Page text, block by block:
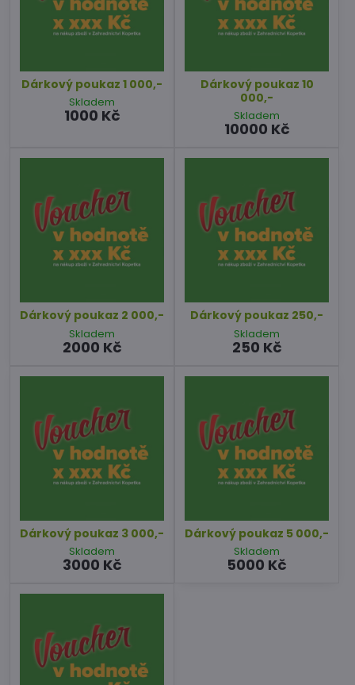
Dárkový poukaz 1 000,-
Skladem
1000 Kč
Dárkový poukaz 10
000,-
Skladem
10000 Kč
Dárkový poukaz 2 000,-
Skladem
2000 Kč
Dárkový poukaz 250,-
Skladem
250 Kč
Dárkový poukaz 3 000,-
Skladem
3000 Kč
Dárkový poukaz 5 000,-
Skladem
5000 Kč